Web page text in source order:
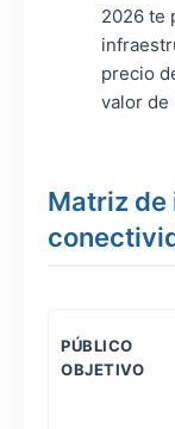
2026 te
precio
valor de
Matriz de
PÚBLICO
OBJETIVO